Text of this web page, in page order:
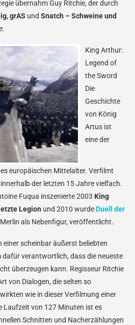
übernahm Guy Ritchie, der durch
grAS und Snatch – Schweine und
King Arthur:
Legend of
the Sword
Die
Geschichte
von König
Artus ist
eine der
europäischen Mittelalter. Verfilmt
der letzten 15 Jahre vielfach.
Fuqua inszenierte 2003 King
Legion und 2010 wurdeDuell der
als Nebenfigur, veröffentlicht.
einer scheinbar äußerst beliebten
dafür verantwortlich, dass die neueste
überzeugen kann. Regisseur Ritchie
von Dialogen, die selten so
wie in dieser Verfilmung einer
Laufzeit von 127 Minuten ist es
Schnitten und Nacherzählungen